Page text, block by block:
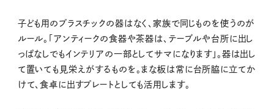
子ども用のプラスチックの器はなく、家族で同じものを使うのが
ルール。「アンティークの食器や茶器は、テーブルや台所に出し
っぱなしでもインテリアの一部としてサマになります」。器は出し
て置いても見栄えがするものを。まな板は常に台所脇に立てか
けて、食卓に出すプレートとしても活用します。